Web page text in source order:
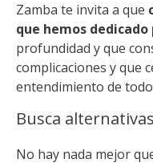
Zamba te invita a que
que hemos
profundidad y que
complicaciones y que
entendimiento de
Busca
No hay nada mejor